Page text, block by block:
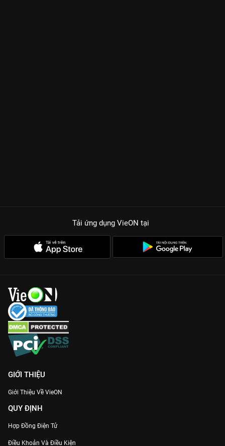
Tải ứng dụng VieON tại
GIỚI THIỆU
Giới Thiệu Về VieON
QUY ĐỊNH
Hợp Đồng Điện Tử
Điều Khoản Và Điều Kiện